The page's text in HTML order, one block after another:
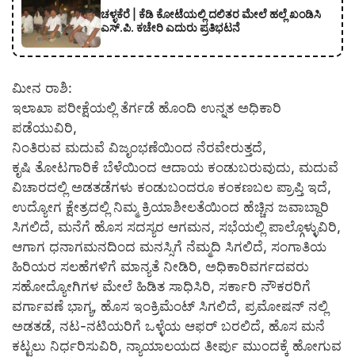
ಚಳ್ಳಕೆರೆ | ಕೆಡಿ ಕೋಟೆಯಲ್ಲಿ ದಲಿತರ ಮೇಲೆ ಹಲ್ಲೆ ಖಂಡಿಸಿ
ಎಸ್.ಪಿ. ಕಚೇರಿ ಎದುರು ಪ್ರತಿಭಟನೆ
ಮೀನ ರಾಶಿ:
ಇಲಾಖಾ ಪರೀಕ್ಷೆಯಲ್ಲಿ ತೆರ್ಗಡೆ ಹೊಂದಿ ಉನ್ನತ ಅಧಿಕಾರಿ
ಪಡೆಯುವಿರಿ,
ನಿಂತಿರುವ ಮದುವೆ ವಿಜೃಂಭಣೆಯಿಂದ ನೆರವೇರುತ್ತದೆ,
ಕೃಷಿ ತೋಟಗಾರಿಕೆ ಬೆಳೆಯಿಂದ ಆದಾಯ ಕಂಡುಬರುವುದು, ಮದುವೆ
ವಿಚಾರದಲ್ಲಿ ಅಡತಡೆಗಳು ಕಂಡುಬಂದರೂ ಕಂಕಣಬಲ ಪ್ರಾಪ್ತಿ ಇದೆ,
ಉದ್ಯೋಗ ಕ್ಷೇತ್ರದಲ್ಲಿ ನಿಮ್ಮ ಕ್ರಿಯಾಶೀಲತೆಯಿಂದ ಹೆಚ್ಚಿನ ಜವಾಬ್ದಾರಿ
ಸಿಗಲಿದೆ, ಮನೆಗೆ ಹೊಸ ಸದಸ್ಯರ ಆಗಮನ, ಸಭೆಯಲ್ಲಿ ಪಾಲ್ಗೊಳ್ಳುವಿರಿ,
ಆಗಾಗ ಧನಾಗಮನದಿಂದ ಮನಸ್ಸಿಗೆ ನೆಮ್ಮದಿ ಸಿಗಲಿದೆ, ಸಂಗಾತಿಯ
ಹಿರಿಯರ ಸಲಹೆಗಳಿಗೆ ಮಾನ್ಯತೆ ನೀಡಿರಿ, ಅಧಿಕಾರಿವರ್ಗದವರು
ಸಹೋದ್ಯೋಗಿಗಳ ಮೇಲೆ ಹಿಡಿತ ಸಾಧಿಸಿರಿ, ಸರ್ಕಾರಿ ನೌಕರರಿಗೆ
ವರ್ಗಾವಣೆ ಭಾಗ್ಯ, ಹೊಸ ಇಂಕ್ರಿಮೆಂಟ್ ಸಿಗಲಿದೆ, ಪ್ರಮೋಷನ್ ನಲ್ಲಿ
ಅಡತಡೆ, ನಟ-ನಟಿಯರಿಗೆ ಒಳ್ಳೆಯ ಆಫರ್ ಬರಲಿದೆ, ಹೊಸ ಮನೆ
ಕಟ್ಟಲು ನಿರ್ಧರಿಸುವಿರಿ, ನ್ಯಾಯಾಲಯದ ತೀರ್ಪು ಮುಂದಕ್ಕೆ ಹೋಗುವ